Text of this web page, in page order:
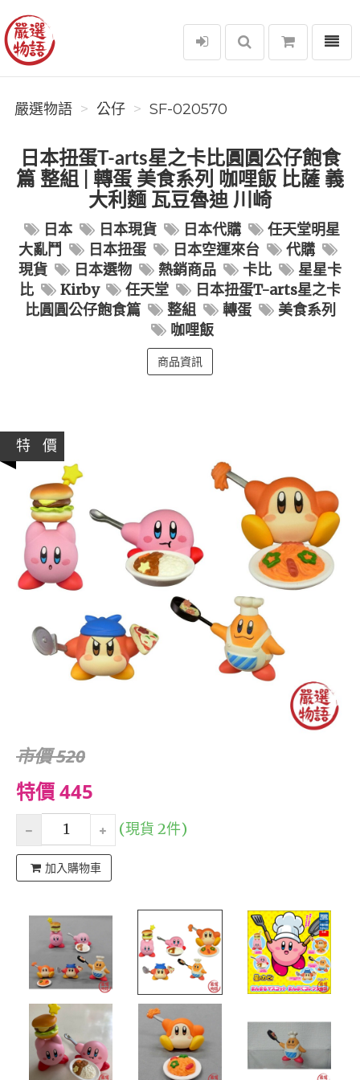
嚴選物語
選單
嚴選物語 公仔 SF-020570
日本扭蛋T-arts星之卡比圓圓公仔飽食
篇 整組 | 轉蛋 美食系列 咖哩飯 比薩 義
大利麵 瓦豆魯迪 川崎
日本 日本現貨 日本代購
任天堂明星
大亂鬥
日本扭蛋 日本空運來台
代購
現貨
日本選物 熱銷商品 卡比
星星卡
比
Kirby 任天堂
日本扭蛋T-arts星之卡
比圓圓公仔飽食篇
整組 轉蛋
美食系列
咖哩飯
商品資訊
特 價
市價 520
特價 445
(現貨 2件)
加入購物車